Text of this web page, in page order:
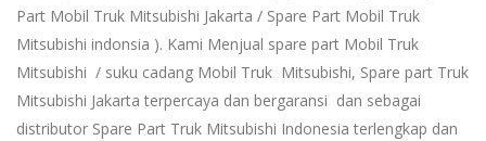
Part Mobil Truk Mitsubishi Jakarta / Spare Part Mobil Truk
Mitsubishi indonsia ). Kami Menjual spare part Mobil Truk
Mitsubishi / suku cadang Mobil Truk Mitsubishi, Spare part Truk
Mitsubishi Jakarta terpercaya dan bergaransi dan sebagai
distributor Spare Part Truk Mitsubishi Indonesia terlengkap dan